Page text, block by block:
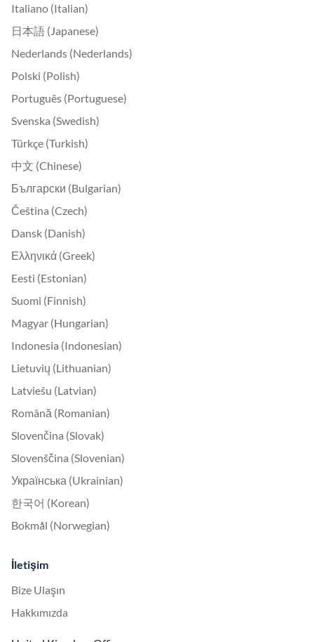
Italiano (Italian)
日本語 (Japanese)
Nederlands (Nederlands)
Polski (Polish)
Português (Portuguese)
Svenska (Swedish)
Türkçe (Turkish)
中文 (Chinese)
Български (Bulgarian)
Čeština (Czech)
Dansk (Danish)
Ελληνικά (Greek)
Eesti (Estonian)
Suomi (Finnish)
Magyar (Hungarian)
Indonesia (Indonesian)
Lietuvių (Lithuanian)
Latviešu (Latvian)
Română (Romanian)
Slovenčina (Slovak)
Slovenščina (Slovenian)
Українська (Ukrainian)
한국어 (Korean)
Bokmål (Norwegian)
İletişim
Bize Ulaşın
Hakkımızda